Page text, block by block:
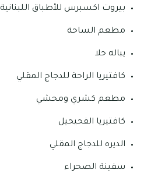
بيروت اكسبرس للأطباق اللبنانية
مطعم الساحة
يباله حلا
كافتيريا الراحة للدجاج المقلي
مطعم كشري ومحشي
كافتيريا الفحيحيل
الديره للدجاج المقلي
سفينة الصحراء